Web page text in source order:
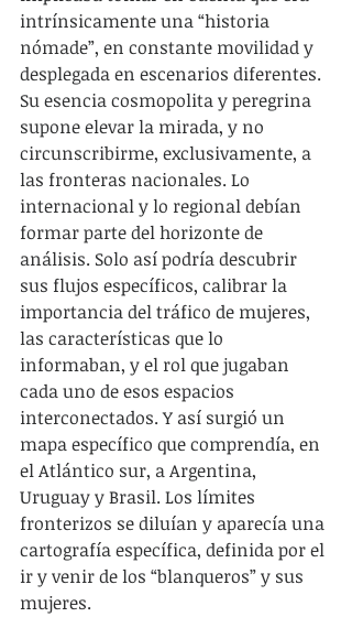
intrínsicamente una “historia
nómade”, en constante movilidad y
desplegada en escenarios diferentes.
Su esencia cosmopolita y peregrina
supone elevar la mirada, y no
circunscribirme, exclusivamente, a
las fronteras nacionales. Lo
internacional y lo regional debían
formar parte del horizonte de
análisis. Solo así podría descubrir
sus flujos específicos, calibrar la
importancia del tráfico de mujeres,
las características que lo
informaban, y el rol que jugaban
cada uno de esos espacios
interconectados. Y así surgió un
mapa específico que comprendía, en
el Atlántico sur, a Argentina,
Uruguay y Brasil. Los límites
fronterizos se diluían y aparecía una
cartografía específica, definida por el
ir y venir de los “blanqueros” y sus
mujeres.